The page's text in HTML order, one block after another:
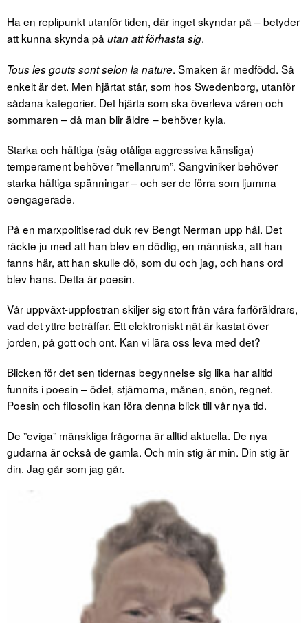
Ha en replipunkt utanför tiden, där inget skyndar på – betyder
att kunna skynda på utan att förhasta sig.
Tous les gouts sont selon la nature. Smaken är medfödd. Så
enkelt är det. Men hjärtat står, som hos Swedenborg, utanför
sådana kategorier. Det hjärta som ska överleva våren och
sommaren – då man blir äldre – behöver kyla.
Starka och häftiga (säg otåliga aggressiva känsliga)
temperament behöver ”mellan­rum”. Sangviniker behöver
starka häftiga spänningar – och ser de förra som ljumma
oengagerade.
På en marxpolitiserad duk rev Bengt Nerman upp hål. Det
räckte ju med att han blev en dödlig, en människa, att han
fanns här, att han skulle dö, som du och jag, och hans ord
blev hans. Detta är poesin.
Vår uppväxt-uppfostran skiljer sig stort från våra farföräldrars,
vad det yttre beträffar. Ett elektroniskt nät är kastat över
jorden, på gott och ont. Kan vi lära oss leva med det?
Blicken för det sen tidernas begyn­nelse sig lika har alltid
funnits i poesin – ödet, stjärnorna, månen, snön, regnet.
Poesin och filosofin kan föra denna blick till vår nya tid.
De ”eviga” mänskliga frågorna är alltid aktuella. De nya
gudarna är också de gamla. Och min stig är min. Din stig är
din. Jag går som jag går.